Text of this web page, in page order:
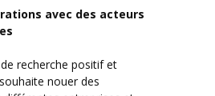
avec des acteurs
recherche positif et
nouer des